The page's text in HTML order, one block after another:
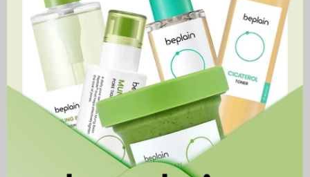
Firming
Body
Cream
Brightening
Body
Serum
Mist
80ml